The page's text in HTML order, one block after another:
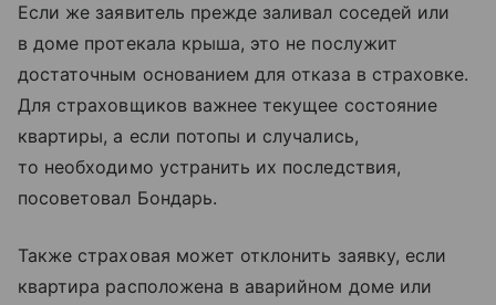
Если же заявитель прежде заливал соседей или
в доме протекала крыша, это не послужит
достаточным основанием для отказа в страховке.
Для страховщиков важнее текущее состояние
квартиры, а если потопы и случались,
то необходимо устранить их последствия,
посоветовал Бондарь.
Также страховая может отклонить заявку, если
квартира расположена в аварийном доме или